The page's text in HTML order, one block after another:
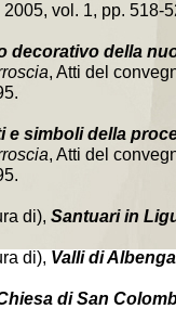
2005, vol. 1, pp. 518-
decorativo della
, Atti del
e simboli della
, Atti del
di), Santuari in
di), Valli di Albenga
di San